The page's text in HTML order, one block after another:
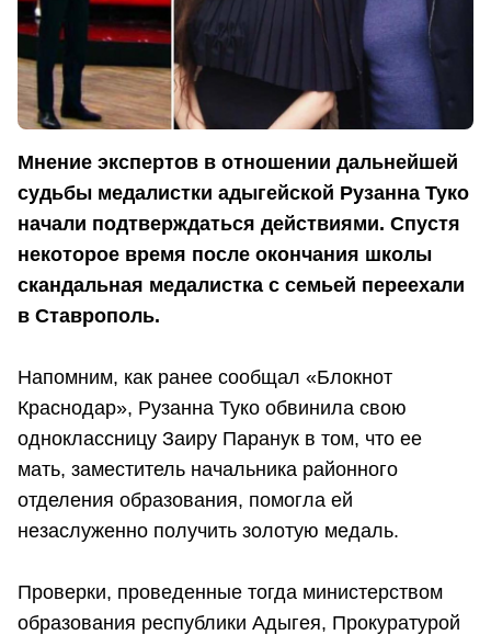
Мнение экспертов в отношении дальнейшей
судьбы медалистки адыгейской Рузанна Туко
начали подтверждаться действиями. Спустя
некоторое время после окончания школы
скандальная медалистка с семьей переехали
в Ставрополь.
Напомним, как ранее сообщал «Блокнот
Краснодар», Рузанна Туко обвинила свою
одноклассницу Заиру Паранук в том, что ее
мать, заместитель начальника районного
отделения образования, помогла ей
незаслуженно получить золотую медаль.
Проверки, проведенные тогда министерством
образования республики Адыгея, Прокуратурой